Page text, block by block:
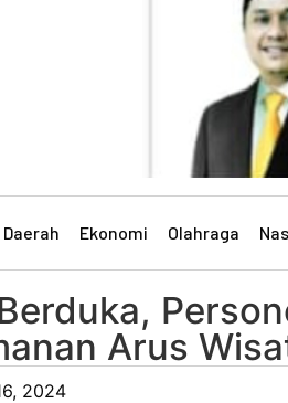
Ekonomi Olahraga
Arus
2024